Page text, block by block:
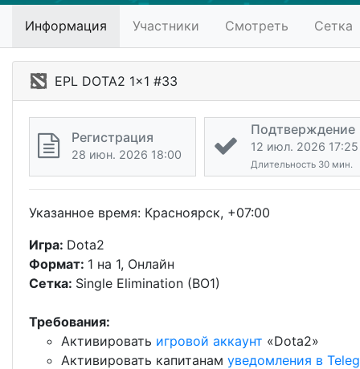
Информация Участники Смотреть Сетка
EPL DOTA2 1x1 #33
Регистрация
28 июн. 2026 18:00
Подтверждение
12 июл. 2026 17:25
Длительность 30 мин.
Указанное время: Красноярск, +07:00
Игра: Dota2
Формат: 1 на 1, Онлайн
Сетка: Single Elimination (BO1)
Требования:
Активировать игровой аккаунт «Dota2»
Активировать капитанам уведомления в